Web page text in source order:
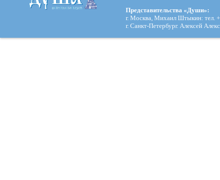
Представительства «Души»:
г. Москва, Михаил Штыкин: тел.
г. Санкт-Петербург. Алексей